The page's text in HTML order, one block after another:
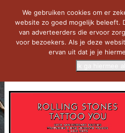
We gebruiken cookies om er
website zo goed mogelijk beleeft.
van adverteerders die ervoor
voor bezoekers. Als je deze
ervan uit dat je je
Ik ga hiermee